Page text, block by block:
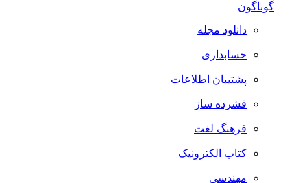
گوناگون
دانلود مجله
حسابداری
پشتیبان اطلاعات
فشرده ساز
فرهنگ لغت
کتاب الکترونیک
مهندسی